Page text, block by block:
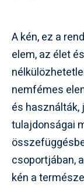
A kén, ez a
elem, az élet
nemfémes
és
tulajdonságai
csoportjában,
kén a